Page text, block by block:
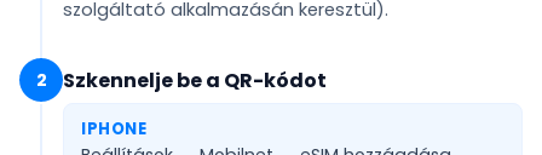
szolgáltató alkalmazásán keresztül).
2 Szkennelje be a QR-kódot
IPHONE